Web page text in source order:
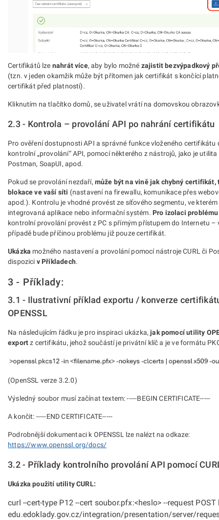
Certifikátů lze nahrát více, aby bylo možné zajistit bezvýpadkový
(tzn. v jeden okamžik může být přítomen jak certifikát s končící
certifikát před platností).
Kliknutím na tlačítko domů, se uživatel vrátí na domovskou
2.3 - Kontrola – provolání API po nahrání certifikátu
Pro ověření dostupnosti API a správné funkce vloženého certifikátu
kontrolní „provolání“ API, pomocí některého z nástrojů, jako je utilita
Postman, SoapUI, apod.
Pokud se provolání nezdaří, může být na vině jak chybný
blokace ve vaší síti (nastavení na firewallu, komunikace přes
apod.). Kontrolu je vhodné provést ze síťového segmentu, ve
integrovaná aplikace nebo informační systém. Pro izolaci
kontrolní provolání provést z PC s přímým přístupem do Internetu –
případě bude příčinou problému již pouze certifikát.
Ukázka možného nastavení a provolání pomocí nástroje CURL či
dispozici v Příkladech.
3 - Příklady:
3.1 - Ilustrativní příklad exportu / konverze
OPENSSL
Na následujícím řádku je pro inspiraci ukázka,jak pomocí utility
exportz certifikátu, jehož součástí je privátní klíč a je ve formátu
(OpenSSL verze 3.2.0)
Výsledný soubor musí začínat textem: -----BEGIN CERTIFICATE-----
A končit: -----END CERTIFICATE-----
Podrobnější dokumentaci k OPENSSL lze nalézt na odkaze:
https://www.openssl.org/docs/
3.2 - Příklady kontrolního provolání API pomocí
Ukázka použití utility CURL:
curl --cert-type P12 --cert soubor.pfx:<heslo> --request
edu.edoklady.gov.cz/integration/presentation/server/